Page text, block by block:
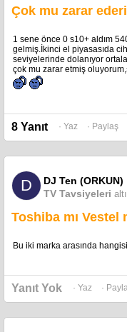
Çok mu zarar
1 sene önce 0 s10+ aldım
gelmiş.İkinci el piyasasıda
seviyelerinde dolanıyor
çok mu zarar etmiş
8 Yanıt · Yaz · Paylaş
D
DJ Ten (ORKUN)
TV Tavsiyeleri
Toshiba mı Vestel
Bu iki marka arasında
Yanıt Yok · Yaz ·